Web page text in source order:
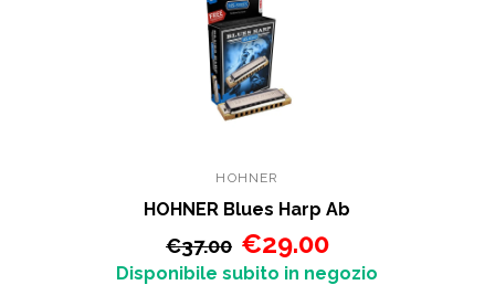
HOHNER
HOHNER Blues Harp Ab
€37.00 €29.00
Disponibile subito in negozio